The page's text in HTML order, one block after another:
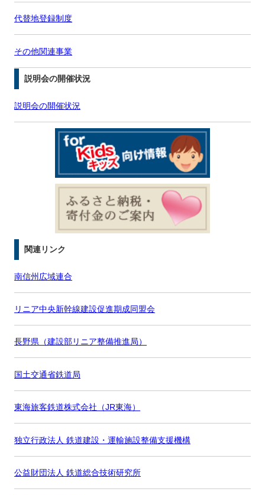
代替地登録制度
その他関連事業
説明会の開催状況
説明会の開催状況
関連リンク
南信州広域連合
リニア中央新幹線建設促進期成同盟会
長野県（建設部リニア整備推進局）
国土交通省鉄道局
東海旅客鉄道株式会社（JR東海）
独立行政法人 鉄道建設・運輸施設整備支援機構
公益財団法人 鉄道総合技術研究所